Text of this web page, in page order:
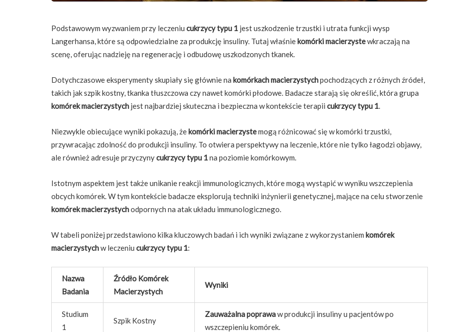
Podstawowym wyzwaniem przy leczeniu cukrzycy typu 1 jest uszkodzenie trzustki i utrata funkcji wysp
Langerhansa, które są odpowiedzialne za produkcję insuliny. Tutaj właśniekomórki macierzystewkraczają na
scenę, oferując nadzieję na regenerację i odbudowę uszkodzonych tkanek.
Dotychczasowe eksperymenty skupiały się głównie na komórkach macierzystychpochodzących z różnych źródeł,
takich jak szpik kostny, tkanka tłuszczowa czy nawet komórki płodowe. Badacze starają się określić, która grupa
komórek macierzystych jest najbardziej skuteczna i bezpieczna w kontekście terapii cukrzycy typu 1.
Niezwykle obiecujące wyniki pokazują, żekomórki macierzystemogą różnicować się w komórki trzustki,
przywracając zdolność do produkcji insuliny. To otwiera perspektywy na leczenie, które nie tylko łagodzi objawy,
ale również adresuje przyczynycukrzycy typu 1na poziomie komórkowym.
Istotnym aspektem jest także unikanie reakcji immunologicznych, które mogą wystąpić w wyniku wszczepienia
obcych komórek. W tym kontekście badacze eksplorują techniki inżynierii genetycznej, mające na celu stworzenie
komórek macierzystychodpornych na atak układu immunologicznego.
W tabeli poniżej przedstawiono kilka kluczowych badań i ich wyniki związane z wykorzystaniem komórek
macierzystychw leczeniu cukrzycy typu 1:
Nazwa
Badania
Źródło Komórek
Macierzystych
Wyniki
Studium
1
Szpik Kostny
Zauważalna poprawaw produkcji insuliny u pacjentów po
wszczepieniu komórek.